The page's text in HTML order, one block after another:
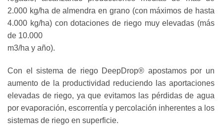
2.000 kg/ha de almendra en grano (con máximos de hasta
4.000 kg/ha) con dotaciones de riego muy elevadas (más
de 10.000
m3/ha y año).
Con el sistema de riego DeepDrop® apostamos por un
aumento de la productividad reduciendo las aportaciones
elevadas de riego, ya que evitamos las pérdidas de agua
por evaporación, escorrentía y percolación inherentes a los
sistemas de riego en superficie.